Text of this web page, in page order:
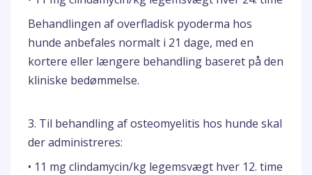
Behandlingen af overfladisk pyoderma hos
hunde anbefales normalt i 21 dage, med en
kortere eller længere behandling baseret på den
kliniske bedømmelse.
3. Til behandling af osteomyelitis hos hunde skal
der administreres:
• 11 mg clindamycin/kg legemsvægt hver 12. time